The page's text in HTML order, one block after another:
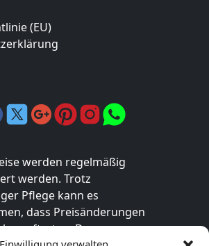
(EU)
werden regelmäßig
werden. Trotz
Pflege kann es
dass Preisänderungen
auftreten. Der